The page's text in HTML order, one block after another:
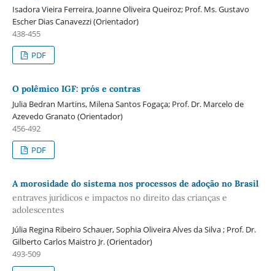
Isadora Vieira Ferreira, Joanne Oliveira Queiroz; Prof. Ms. Gustavo
Escher Dias Canavezzi (Orientador)
438-455
PDF
O polêmico IGF: prós e contras
Julia Bedran Martins, Milena Santos Fogaça; Prof. Dr. Marcelo de
Azevedo Granato (Orientador)
456-492
PDF
A morosidade do sistema nos processos de adoção no Brasil
entraves jurídicos e impactos no direito das crianças e
adolescentes
Júlia Regina Ribeiro Schauer, Sophia Oliveira Alves da Silva ; Prof. Dr.
Gilberto Carlos Maistro Jr. (Orientador)
493-509